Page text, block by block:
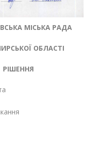
МІСЬКА РАДА
ОБЛАСТІ
РІШЕННЯ